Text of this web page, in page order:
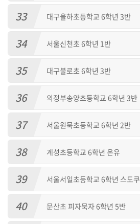
33 대구율하초등학교 6학년 3반
34 서울신천초 6학년 1반
35 대구불로초 6학년 3반
36 의정부송양초등학교 6학년 3반
37 서울원묵초등학교 6학년 2반
38 계성초등학교 6학년 온유
39 서울서일초등학교 6학년 스도쿠
40 문산초 피자묵자 6학년 5반